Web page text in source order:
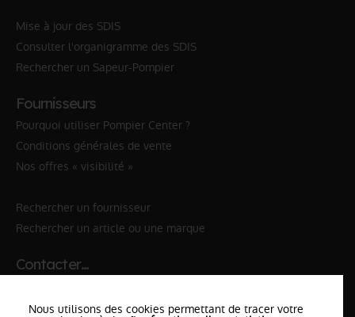
Mise à jour des SDIS
Consulter l'organigramme des SDIS
Rechercher un Sapeur-Pompier
Fournisseurs
Pourquoi utiliser Pompier Center ?
Conditions générales de vente
Nos offres « visibilité »
Rechercher un fournisseur
Rechercher un article ou une marque
Contacter…
Nous utilisons des cookies permettant de tracer votre